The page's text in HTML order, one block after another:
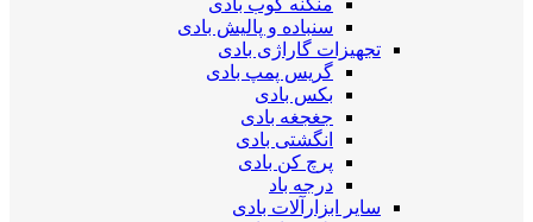
منگنه کوب بادی
سنباده و پالیش بادی
تجهیزات گاراژی بادی
گریس پمپ بادی
بکس بادی
جغجغه بادی
انگشتی بادی
پرچ کن بادی
درجه باد
سایر ابزارآلات بادی